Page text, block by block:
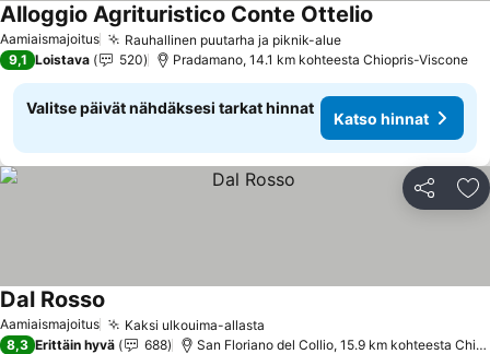
Aamiaismajoitus Rauhallinen puutarha ja piknik-alue
Alloggio Agrituristico Conte Ottelio
9,1 Loistava 520 Pradamano, 14.1 km kohteesta Chiopris-Viscone
Valitse päivät nähdäksesi tarkat hinnat
Katso hinnat
Jaa
Aamiaismajoitus Kaksi ulkouima-allasta
Dal Rosso
8,3 Erittäin hyvä 688 San Floriano del Collio, 15.9 km kohteesta Chiopris-Viscone